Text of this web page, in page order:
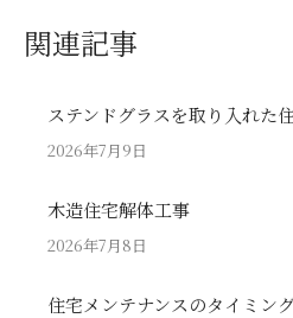
関連記事
ステンドグラスを取り入れた
2026年7月9日
木造住宅解体工事
2026年7月8日
住宅メンテナンスのタイミン